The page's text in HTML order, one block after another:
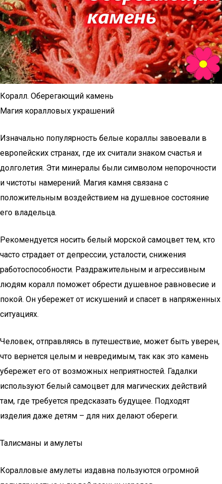
Коралл. Оберегающий камень
Магия коралловых украшений
Изначально популярность белые кораллы завоевали в
европейских странах, где их считали знаком счастья и
долголетия. Эти минералы были символом непорочности
и чистоты намерений. Магия камня связана с
положительным воздействием на душевное состояние
его владельца.
Рекомендуется носить белый морской самоцвет тем, кто
часто страдает от депрессии, усталости, снижения
работоспособности. Раздражительным и агрессивным
людям коралл поможет обрести душевное равновесие и
покой. Он убережет от искушений и спасет в напряженных
ситуациях.
Человек, отправляясь в путешествие, может быть уверен,
что вернется целым и невредимым, так как это камень
убережет его от возможных неприятностей. Гадалки
используют белый самоцвет для магических действий
там, где требуется предсказать будущее. Подходят
изделия даже детям – для них делают обереги.
Талисманы и амулеты
Коралловые амулеты издавна пользуются огромной